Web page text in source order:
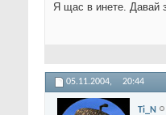
Я щас в инете. Давай
05.11.2004, 20:44
Ti_N